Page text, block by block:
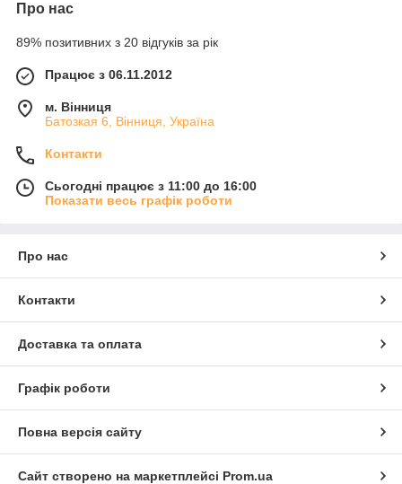
Про нас
89% позитивних з 20 відгуків за рік
Працює з 06.11.2012
м. Вінниця
Батозкая 6, Вінниця, Україна
Контакти
Сьогодні працює з 11:00 до 16:00
Показати весь графік роботи
Про нас
Контакти
Доставка та оплата
Графік роботи
Повна версія сайту
Сайт створено на маркетплейсі Prom.ua